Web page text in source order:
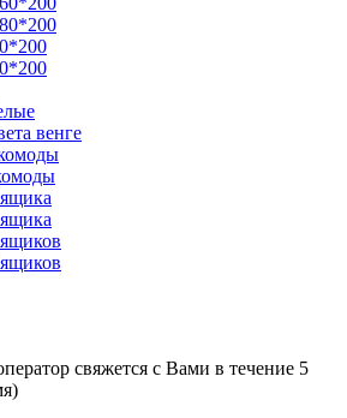
венге
свяжется с Вами в течение 5